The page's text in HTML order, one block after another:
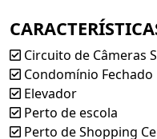
Circuito de Câmeras
Condomínio Fechado
Elevador
Perto de escola
Perto de Shopping